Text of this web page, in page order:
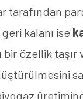
tarafından
geri kalanı ise
özellik taşır